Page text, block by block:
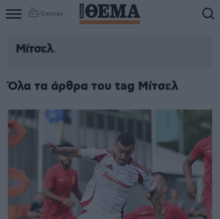
Games
Μίτσελ
Όλα τα άρθρα του tag Μίτσελ